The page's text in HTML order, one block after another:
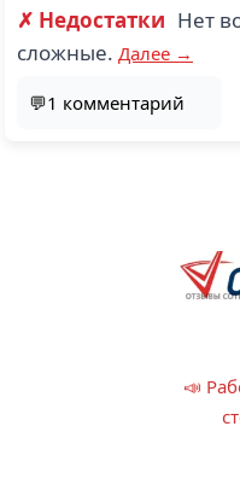
✗ Недостатки Нет
сложные. Далее →
💬1 комментарий
📣